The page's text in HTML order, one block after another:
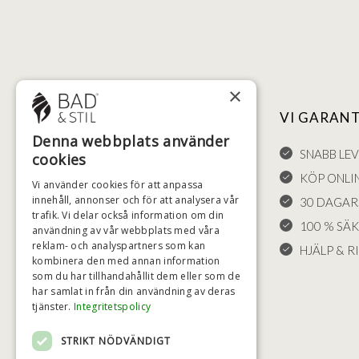
NYTTIGA LÄNKAR
FÖRSÄLJNINGSVILLKOR
LEVERANS OCH RETURER
ÅNGRÄTT
KLAGOMÅL
FRAKT
COOKIE-INSTÄLLNINGAR
VI
SNABB
KÖP
30
100 %
HJÄLP &
×
Denna webbplats använder
cookies
Vi använder cookies för att anpassa
innehåll, annonser och för att analysera vår
trafik. Vi delar också information om din
användning av vår webbplats med våra
reklam- och analyspartners som kan
kombinera den med annan information
som du har tillhandahållit dem eller som de
har samlat in från din användning av deras
tjänster. Integritetspolicy
STRIKT NÖDVÄNDIGT